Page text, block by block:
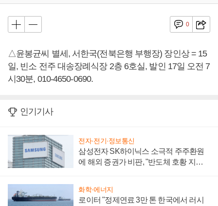
0
△윤봉균씨 별세, 서한국(전북은행 부행장) 장인상 = 15
일, 빈소 전주 대송장례식장 2층 6호실, 발인 17일 오전 7
시30분, 010-4650-0690.
인기기사
전자·전기·정보통신
삼성전자 SK하이닉스 소극적 주주환원
에 해외 증권가 비판, "반도체 호황 지속
화학·에너지
로이터 "정제연료 3만 톤 한국에서 러시